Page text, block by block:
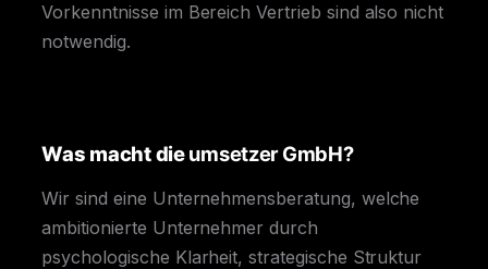
Vorkenntnisse im Bereich Vertrieb sind also nicht
notwendig.
Was macht dieumsetzer GmbH?
Wir sind eine Unternehmensberatung, welche
ambitionierte Unternehmer durch
psychologische Klarheit, strategische Struktur